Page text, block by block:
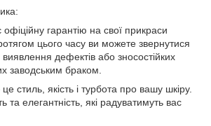
гарантію на свої прикраси
цього часу ви можете звернутися
дефектів або зносостійких
заводським браком.
стиль, якість і турбота про вашу шкіру.
та елегантність, які радуватимуть вас